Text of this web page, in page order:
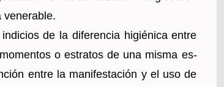
ve­ne­ra­ble.
de la di­fe­ren­cia hi­gié­ni­ca entre
o es­tra­tos de una misma es­
entre la ma­ni­fes­ta­ción y el uso de